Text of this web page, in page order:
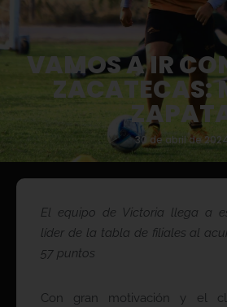
VAMOS A IR
ZACATECAS:
30 de abril de
El equipo de Victoria llega a
líder de la tabla de filiales al
57 puntos
Con gran motivación y el